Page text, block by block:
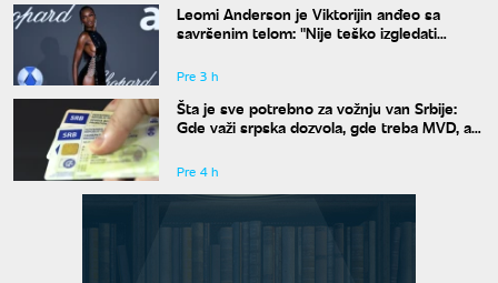
Leomi Anderson je Viktorijin anđeo sa
savršenim telom: "Nije teško izgledati
Pre 3 h
Šta je sve potrebno za vožnju van Srbije:
Gde važi srpska dozvola, gde treba MVD, a
Pre 4 h